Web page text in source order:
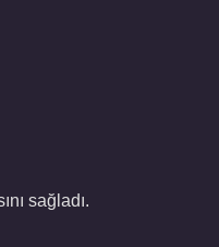
sağladı.